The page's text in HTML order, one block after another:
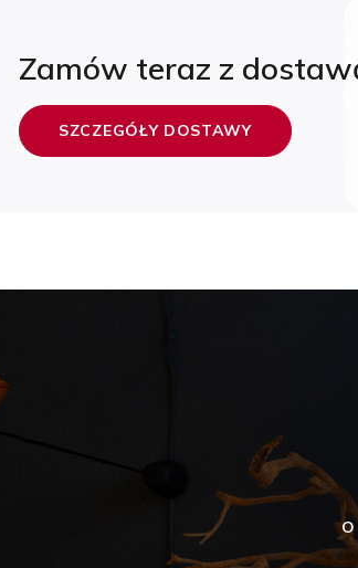
Zamów teraz z
SZCZEGÓŁY DOSTAWY